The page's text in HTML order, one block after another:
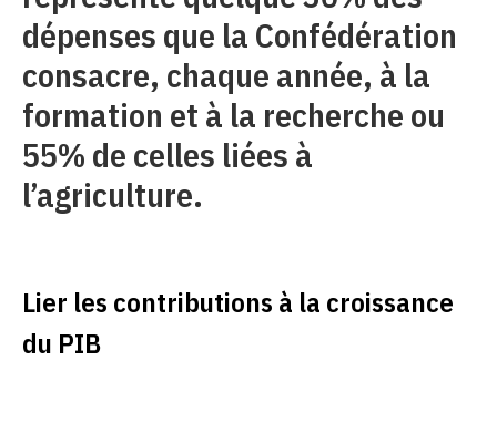
dépenses que la Confédération
consacre, chaque année, à la
formation et à la recherche ou
55% de celles liées à
l’agriculture.
Lier les contributions à la croissance
du PIB